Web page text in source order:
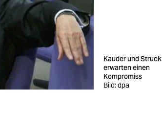
Kauder und Struck
erwarten einen
Kompromiss
Bild: dpa